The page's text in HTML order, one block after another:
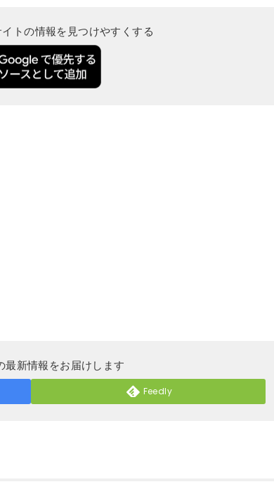
トの情報を見つけやすくする
最新情報をお届けします
Feedly